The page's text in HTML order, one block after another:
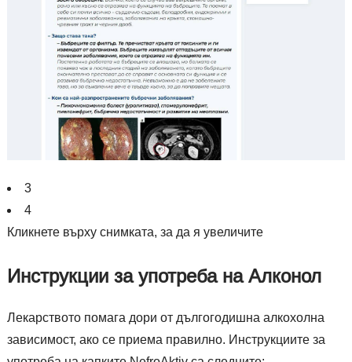
3
4
Кликнете върху снимката, за да я увеличите
Инструкции за употреба на Алконол
Лекарството помага дори от дългогодишна алкохолна
зависимост, ако се приема правилно. Инструкциите за